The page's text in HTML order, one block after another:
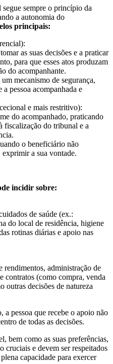
sempre o princípio da
a autonomia do
principais:
as suas decisões e a praticar
para que esses atos produzam
do acompanhante.
mecanismo de segurança,
pessoa acompanhada e
e mais restritivo):
do acompanhado, praticando
fiscalização do tribunal e a
o beneficiário não
a sua vontade.
incidir sobre:
de saúde (ex.:
do local de residência, higiene
rotinas diárias e apoio nas
rendimentos, administração de
contratos (como compra, venda
outras decisões de natureza
pessoa que recebe o apoio não
de todas as decisões.
bem como as suas preferências,
cruciais e devem ser respeitados
capacidade para exercer